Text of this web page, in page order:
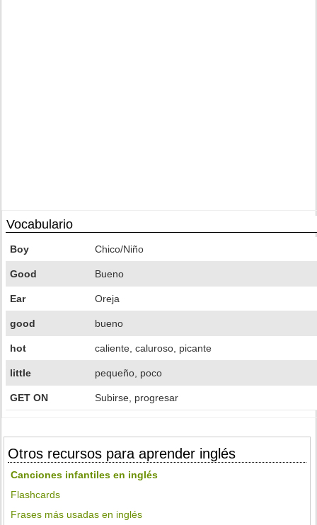
Vocabulario
Boy Chico/Niño
Good Bueno
Ear Oreja
good bueno
hot caliente, caluroso, picante
little pequeño, poco
GET ON Subirse, progresar
Otros recursos para aprender inglés
Canciones infantiles en inglés
Flashcards
Frases más usadas en inglés